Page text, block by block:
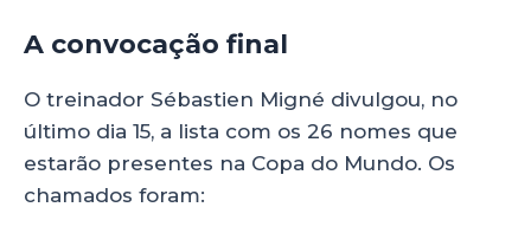
A convocação final
O treinador Sébastien Migné divulgou, no
último dia 15, a lista com os 26 nomes que
estarão presentes na Copa do Mundo. Os
chamados foram: